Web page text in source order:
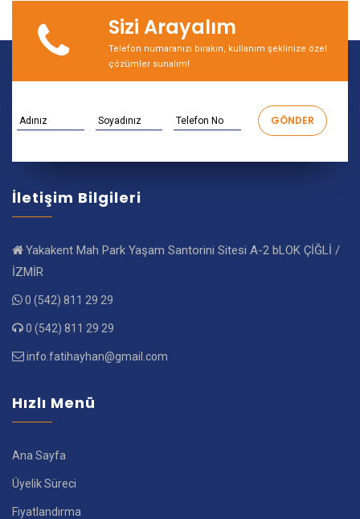
Sizi Arayalım
Telefon numaranızı bırakın, kullanım şeklinize özel
çözümler sunalım!
İletişim Bilgileri
Yakakent Mah Park Yaşam Santorini Sitesi A-2 bLOK ÇİĞLİ /
İZMİR
0 (542) 811 29 29
0 (542) 811 29 29
info.fatihayhan@gmail.com
Hızlı Menü
Ana Sayfa
Üyelik Süreci
Fiyatlandırma